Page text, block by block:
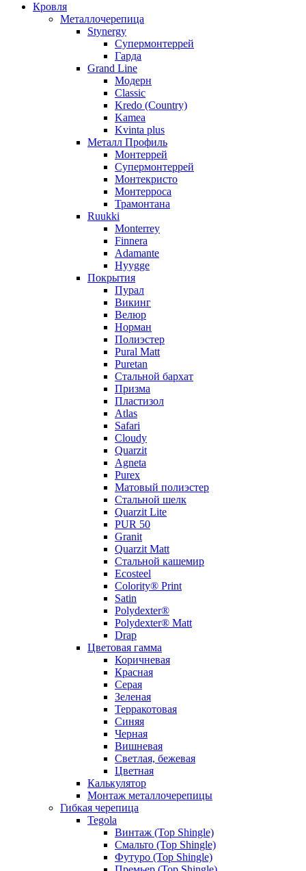
Кровля
Металлочерепица
Stynergy
Супермонтеррей
Гарда
Grand Line
Модерн
Classic
Kredo (Country)
Kamea
Kvinta plus
Металл Профиль
Монтеррей
Супермонтеррей
Монтекристо
Монтерроса
Трамонтана
Ruukki
Monterrey
Finnera
Adamante
Hyygge
Покрытия
Пурал
Викинг
Велюр
Норман
Полиэстер
Pural Matt
Puretan
Стальной бархат
Призма
Пластизол
Atlas
Safari
Cloudy
Quarzit
Agneta
Purex
Матовый полиэстер
Стальной шелк
Quarzit Lite
PUR 50
Granit
Quarzit Matt
Стальной кашемир
Ecosteel
Colority® Print
Satin
Polydexter®
Polydexter® Matt
Drap
Цветовая гамма
Коричневая
Красная
Серая
Зеленая
Терракотовая
Синяя
Черная
Вишневая
Светлая, бежевая
Цветная
Калькулятор
Монтаж металлочерепицы
Гибкая черепица
Tegola
Винтаж (Top Shingle)
Смальто (Top Shingle)
Футуро (Top Shingle)